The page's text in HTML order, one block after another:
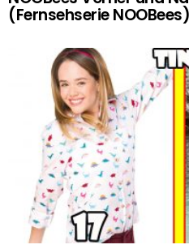
(Fernsehserie NOOBees)